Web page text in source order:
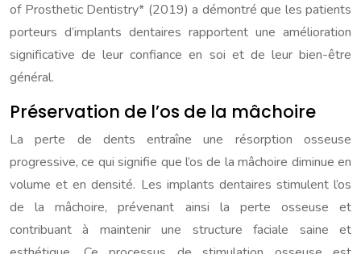
of Prosthetic Dentistry* (2019) a démontré que les patients
porteurs d’implants dentaires rapportent une amélioration
significative de leur confiance en soi et de leur bien-être
général.
Préservation de l’os de la mâchoire
La perte de dents entraîne une résorption osseuse
progressive, ce qui signifie que l’os de la mâchoire diminue en
volume et en densité. Les implants dentaires stimulent l’os
de la mâchoire, prévenant ainsi la perte osseuse et
contribuant à maintenir une structure faciale saine et